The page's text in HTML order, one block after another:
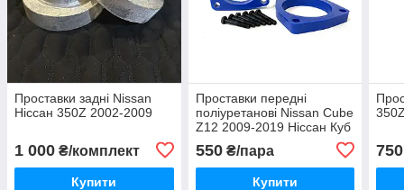
Проставки задні Nissan
Ніссан 350Z 2002-2009
1 000 ₴/комплект
Купити
Проставки передні
поліуретанові Nissan Cube
Z12 2009-2019 Ніссан Куб
550₴/пара
Купити
750